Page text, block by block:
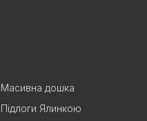
Масивна дошка
Підлоги Ялинкою